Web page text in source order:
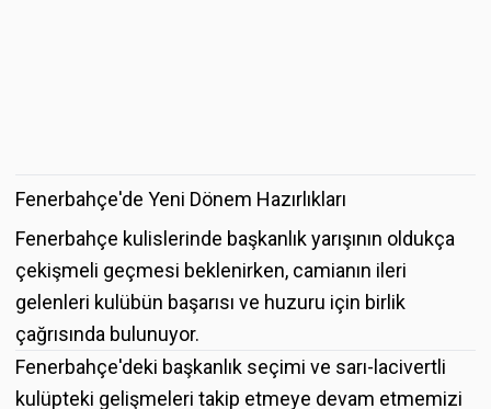
Fenerbahçe'de Yeni Dönem Hazırlıkları
Fenerbahçe kulislerinde başkanlık yarışının oldukça
çekişmeli geçmesi beklenirken, camianın ileri
gelenleri kulübün başarısı ve huzuru için birlik
çağrısında bulunuyor.
Fenerbahçe'deki başkanlık seçimi ve sarı-lacivertli
kulüpteki gelişmeleri takip etmeye devam etmemizi